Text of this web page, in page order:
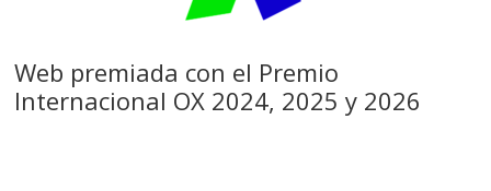
Web premiada con el Premio
Internacional OX 2024, 2025 y 2026